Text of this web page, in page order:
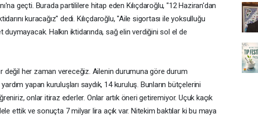
geçti. Burada partililere hitap eden Kılıçdaroğlu, "12 Haziran'dan
kuracağız" dedi. Kılıçdaroğlu, "Aile sigortası ile yoksulluğu
Halkın iktidarında, sağ elin verdiğini sol el de
değil her zaman vereceğiz. Ailenin durumuna göre durum
yapan kuruluşları saydık, 14 kuruluş. Bunların bütçelerini
onlar itiraz ederler. Onlar artık öneri getiremiyor. Uçuk kaçık
ettik ve sonuçta 7 milyar lira açık var. Nitekim baktılar ki bu maya